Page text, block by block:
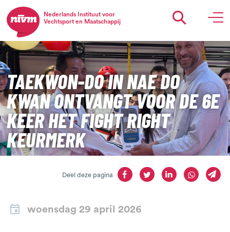
Nederlands Instituut voor
Vechtsport en Maatschappij
TAEKWON-DO IN NAE DO
KWAN ONTVANGT VOOR DE 6E
KEER HET FIGHT RIGHT
KEURMERK
Deel deze pagina
woensdag 29 april 2026